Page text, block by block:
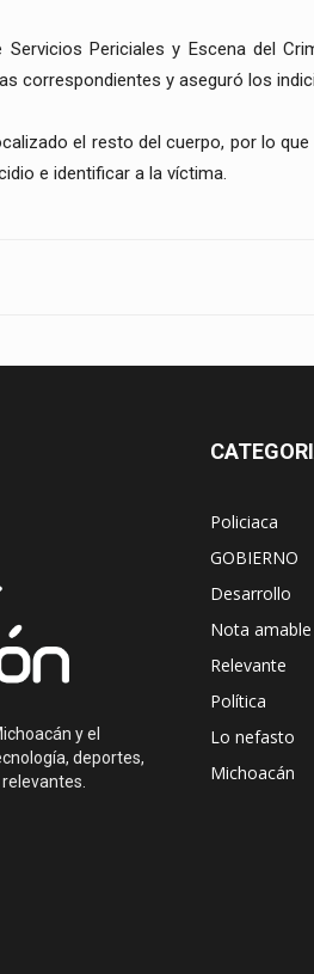
Periciales y Escena del
correspondientes y aseguró los
el resto del cuerpo, por lo
e identificar a la víctima.
y el
deportes,
Policiaca
GOBIERNO
Desarrollo
Nota amable
Relevante
Política
Lo nefasto
Michoacán